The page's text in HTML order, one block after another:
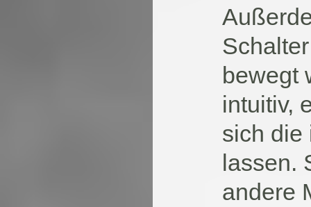
bewegt
intuitiv,
sich die
lassen.
andere